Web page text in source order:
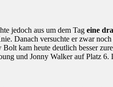
jedoch aus um dem Tag eine
Danach versuchte er zwar
kam heute deutlich besser
und Jonny Walker auf Platz